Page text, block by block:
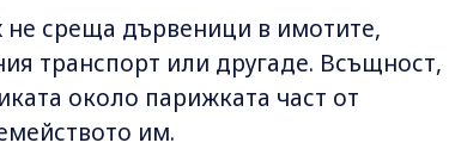
среща дървеници в имотите,
транспорт или другаде. Всъщност,
около парижката част от
им.